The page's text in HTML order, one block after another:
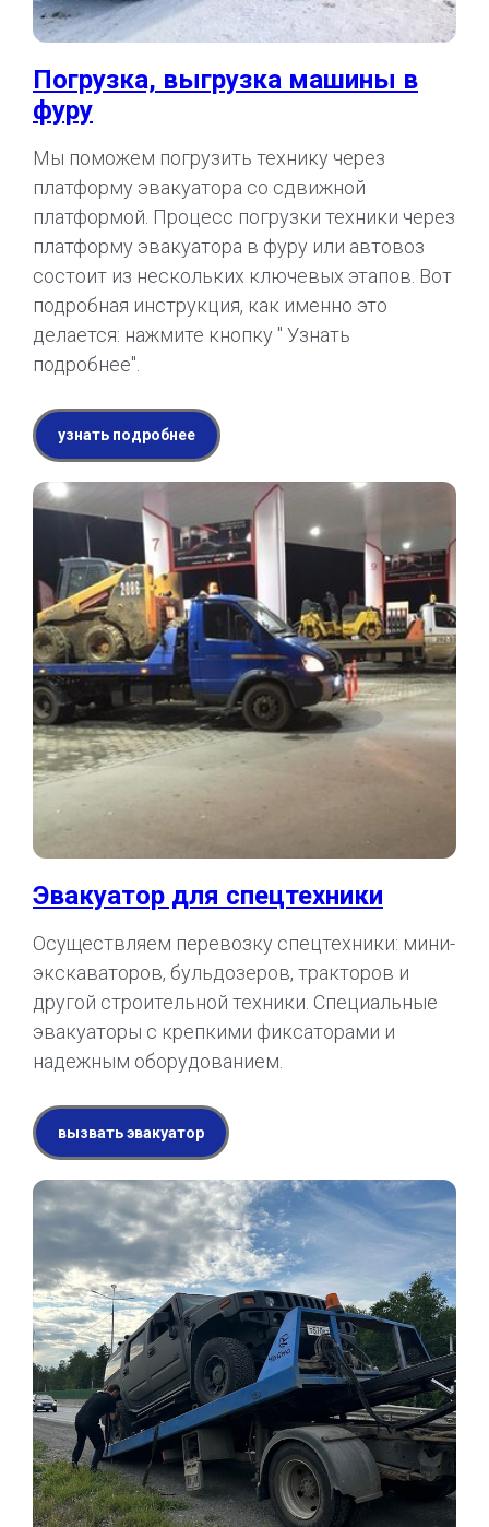
Погрузка, выгрузка машины в
фуру
Мы поможем погрузить технику через
платформу эвакуатора со сдвижной
платформой. Процесс погрузки техники через
платформу эвакуатора в фуру или автовоз
состоит из нескольких ключевых этапов. Вот
подробная инструкция, как именно это
делается: нажмите кнопку " Узнать
подробнее".
узнать подробнее
Эвакуатор для спецтехники
Осуществляем перевозку спецтехники: мини-
экскаваторов, бульдозеров, тракторов и
другой строительной техники. Специальные
эвакуаторы с крепкими фиксаторами и
надежным оборудованием.
вызвать эвакуатор